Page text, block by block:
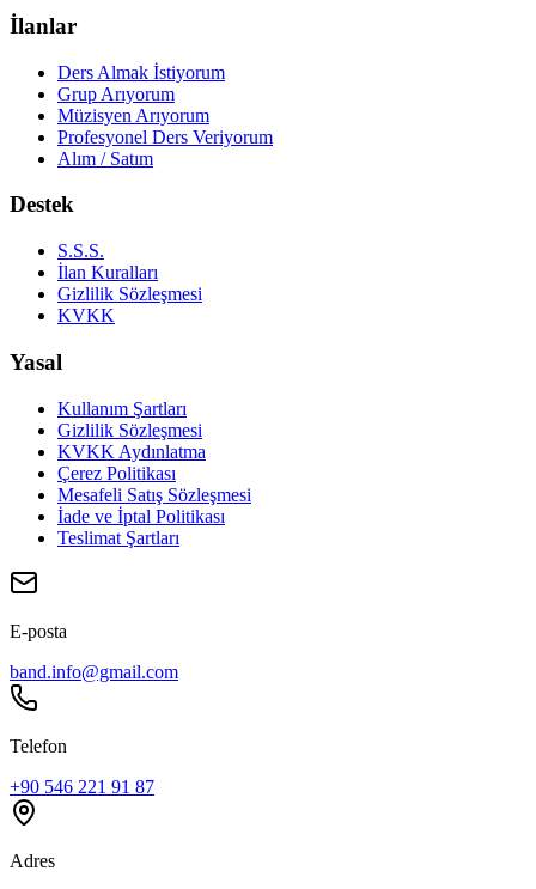
İlanlar
Ders Almak İstiyorum
Grup Arıyorum
Müzisyen Arıyorum
Profesyonel Ders Veriyorum
Alım / Satım
Destek
S.S.S.
İlan Kuralları
Gizlilik Sözleşmesi
KVKK
Yasal
Kullanım Şartları
Gizlilik Sözleşmesi
KVKK Aydınlatma
Çerez Politikası
Mesafeli Satış Sözleşmesi
İade ve İptal Politikası
Teslimat Şartları
E-posta
band.info@gmail.com
Telefon
+90 546 221 91 87
Adres